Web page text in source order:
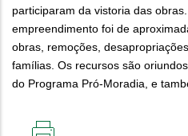
participaram da vistoria das
empreendimento foi de
obras, remoções,
famílias. Os recursos são
do Programa Pró-Moradia, e